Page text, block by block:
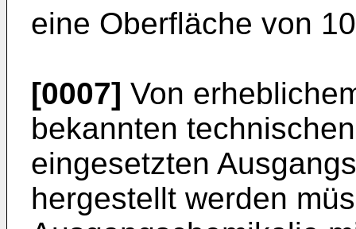
eine Oberfläche von
[0007] Von
bekannten
eingesetzten
hergestellt werden